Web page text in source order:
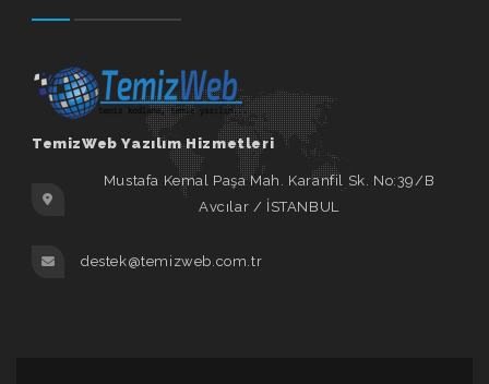
TemizWeb Yazılım Hizmetleri
Mustafa Kemal Paşa Mah. Karanfil Sk. No:39/B
Avcılar / İSTANBUL
destek@temizweb.com.tr